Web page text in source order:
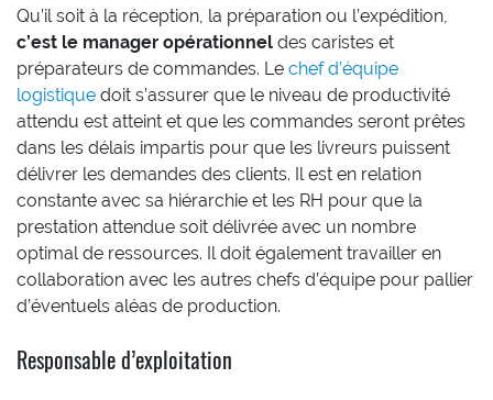
Qu’il soit à la réception, la préparation ou l’expédition,
c’est le manager opérationnel des caristes et
préparateurs de commandes. Le chef d’équipe
logistique doit s’assurer que le niveau de productivité
attendu est atteint et que les commandes seront prêtes
dans les délais impartis pour que les livreurs puissent
délivrer les demandes des clients. Il est en relation
constante avec sa hiérarchie et les RH pour que la
prestation attendue soit délivrée avec un nombre
optimal de ressources. Il doit également travailler en
collaboration avec les autres chefs d’équipe pour pallier
d’éventuels aléas de production.
Responsable d’exploitation